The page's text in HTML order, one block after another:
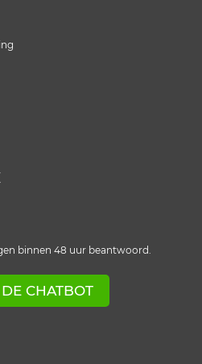
binnen 48 uur beantwoord.
CHATBOT